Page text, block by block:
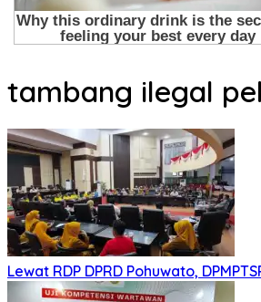
tambang ilegal
Lewat RDP DPRD Pohuwato,